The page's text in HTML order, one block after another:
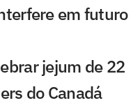
em futuro
jejum de 22
do Canadá